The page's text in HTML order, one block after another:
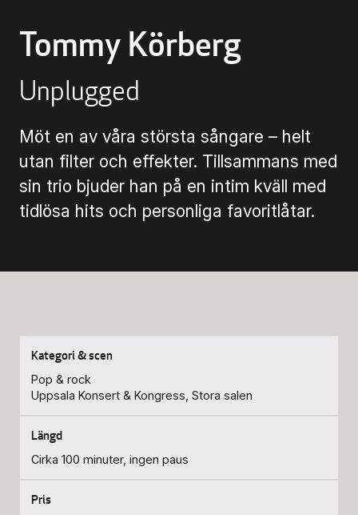
Program och biljetter
Biljettinformation
Att köpa biljett
Köp- & leveransvillkor
Tommy Körberg
Unplugged
Möt en av våra största sångare – helt
utan filter och effekter. Tillsammans med
sin trio bjuder han på en intim kväll med
tidlösa hits och personliga favoritlåtar.
Pop & rock
Uppsala Konsert & Kongress, Stora salen
Cirka 100 minuter, ingen paus